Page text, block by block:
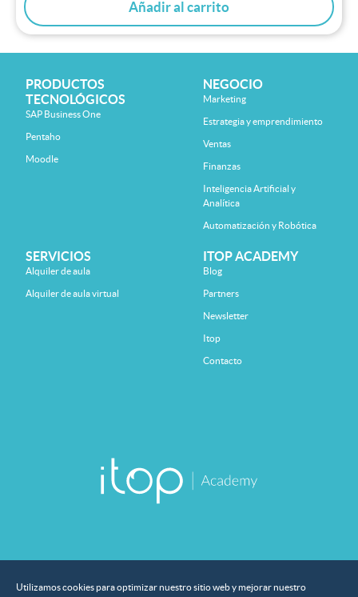
Utilizamos cookies para optimizar nuestro sitio web y mejorar nuestro
Añadir al carrito
PRODUCTOS
TECNOLÓGICOS
SAP Business One
Pentaho
Moodle
NEGOCIO
Marketing
Estrategia y emprendimiento
Ventas
Finanzas
Inteligencia Artificial y
Analítica
Automatización y Robótica
SERVICIOS
Alquiler de aula
Alquiler de aula virtual
ITOP ACADEMY
Blog
Partners
Newsletter
Itop
Contacto